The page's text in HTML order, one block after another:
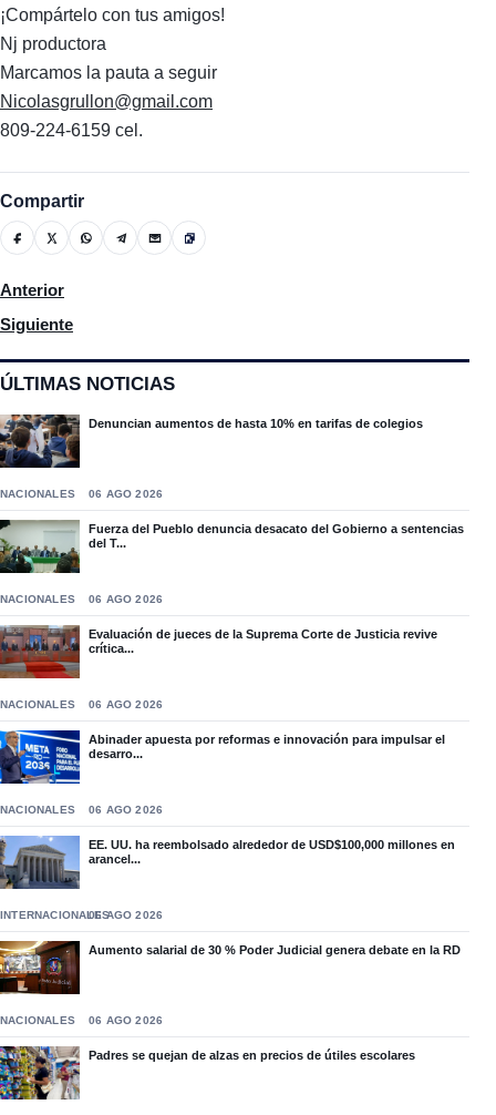
ÚLTIMAS NOTICIAS
Denuncian aumentos de hasta 10% en tarifas de colegios
NACIONALES 06 AGO 2026
Fuerza del Pueblo denuncia desacato del Gobierno a sentencias
del T...
NACIONALES 06 AGO 2026
Evaluación de jueces de la Suprema Corte de Justicia revive
crítica...
NACIONALES 06 AGO 2026
Abinader apuesta por reformas e innovación para impulsar el
desarro...
NACIONALES 06 AGO 2026
EE. UU. ha reembolsado alrededor de USD$100,000 millones en
arancel...
INTERNACIONALES06 AGO 2026
Aumento salarial de 30 % Poder Judicial genera debate en la RD
NACIONALES 06 AGO 2026
Padres se quejan de alzas en precios de útiles escolares
¡Compártelo con tus amigos!
Nj productora
Marcamos la pauta a seguir
Nicolasgrullon@gmail.com
809-224-6159 cel.
Compartir
Artículo anterior: Presidente del Senado y diputados se
Anterior
Artículo siguiente: Abinader promulga Ley de Contrataciones:
Siguiente